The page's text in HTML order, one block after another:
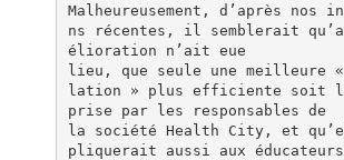
Malheureusement, d’après nos
ns récentes, il semblerait
élioration n’ait eue
lieu, que seule une meilleure
lation » plus efficiente soit la
prise par les responsables de
la société Health City, et
pliquerait aussi aux